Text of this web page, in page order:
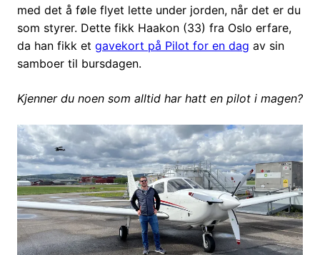
med det å føle flyet lette under jorden, når det er du
som styrer. Dette fikk Haakon (33) fra Oslo erfare,
da han fikk et gavekort på Pilot for en dag av sin
samboer til bursdagen.
Kjenner du noen som alltid har hatt en pilot i magen?